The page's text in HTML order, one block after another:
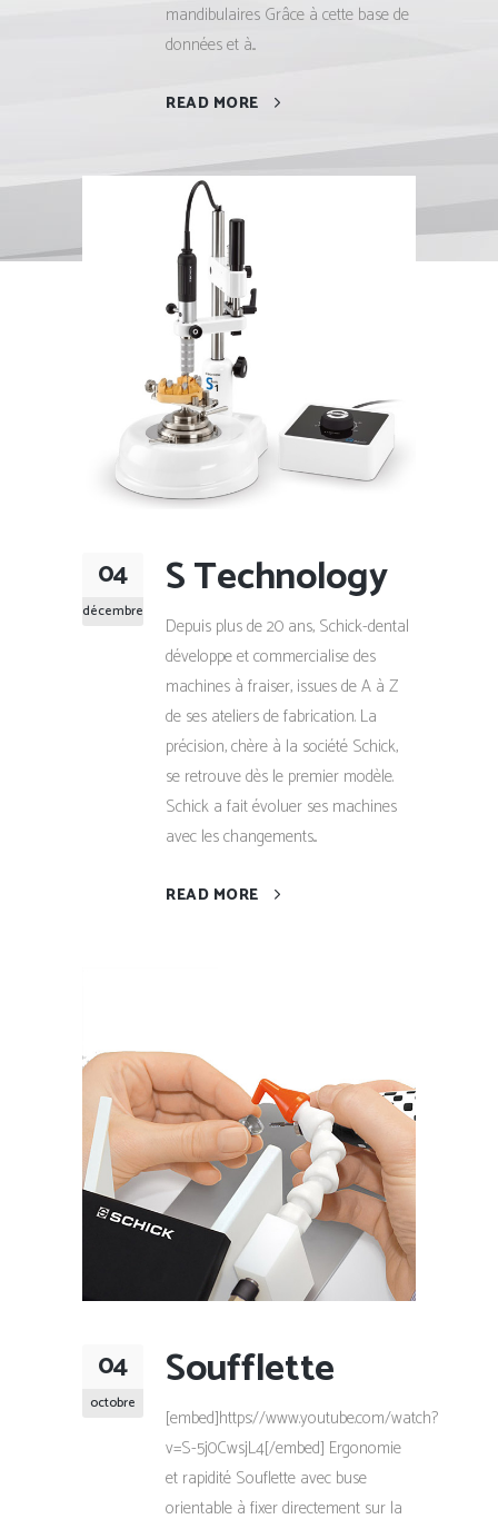
mandibulaires Grâce à cette base de
données et à...
READ MORE
04
décembre
S Technology
Depuis plus de 20 ans, Schick-dental
développe et commercialise des
machines à fraiser, issues de A à Z
de ses ateliers de fabrication. La
précision, chère à la société Schick,
se retrouve dès le premier modèle.
Schick a fait évoluer ses machines
avec les changements...
READ MORE
04
octobre
Soufflette
[embed]https://www.youtube.com/watch?
v=S-5j0CwsjL4[/embed] Ergonomie
et rapidité Souflette avec buse
orientable à fixer directement sur la